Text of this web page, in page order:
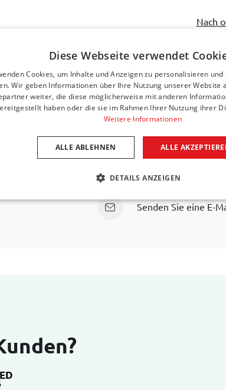
Nach
Ist Ihr
Wir helfen Ihnen gerne weiter, eine
Aut
Senden Sie eine E-
Diese Webseite verwendet
Cookies, um Inhalte und Anzeigen zu personalisieren
Wir geben Informationen über Ihre Nutzung unserer Website
weiter, die diese möglicherweise mit anderen
haben oder die sie im Rahmen Ihrer Nutzung ihrer
Weitere Informationen
ALLE
ALLE ABLEHNEN
DETAILS ANZEIGEN